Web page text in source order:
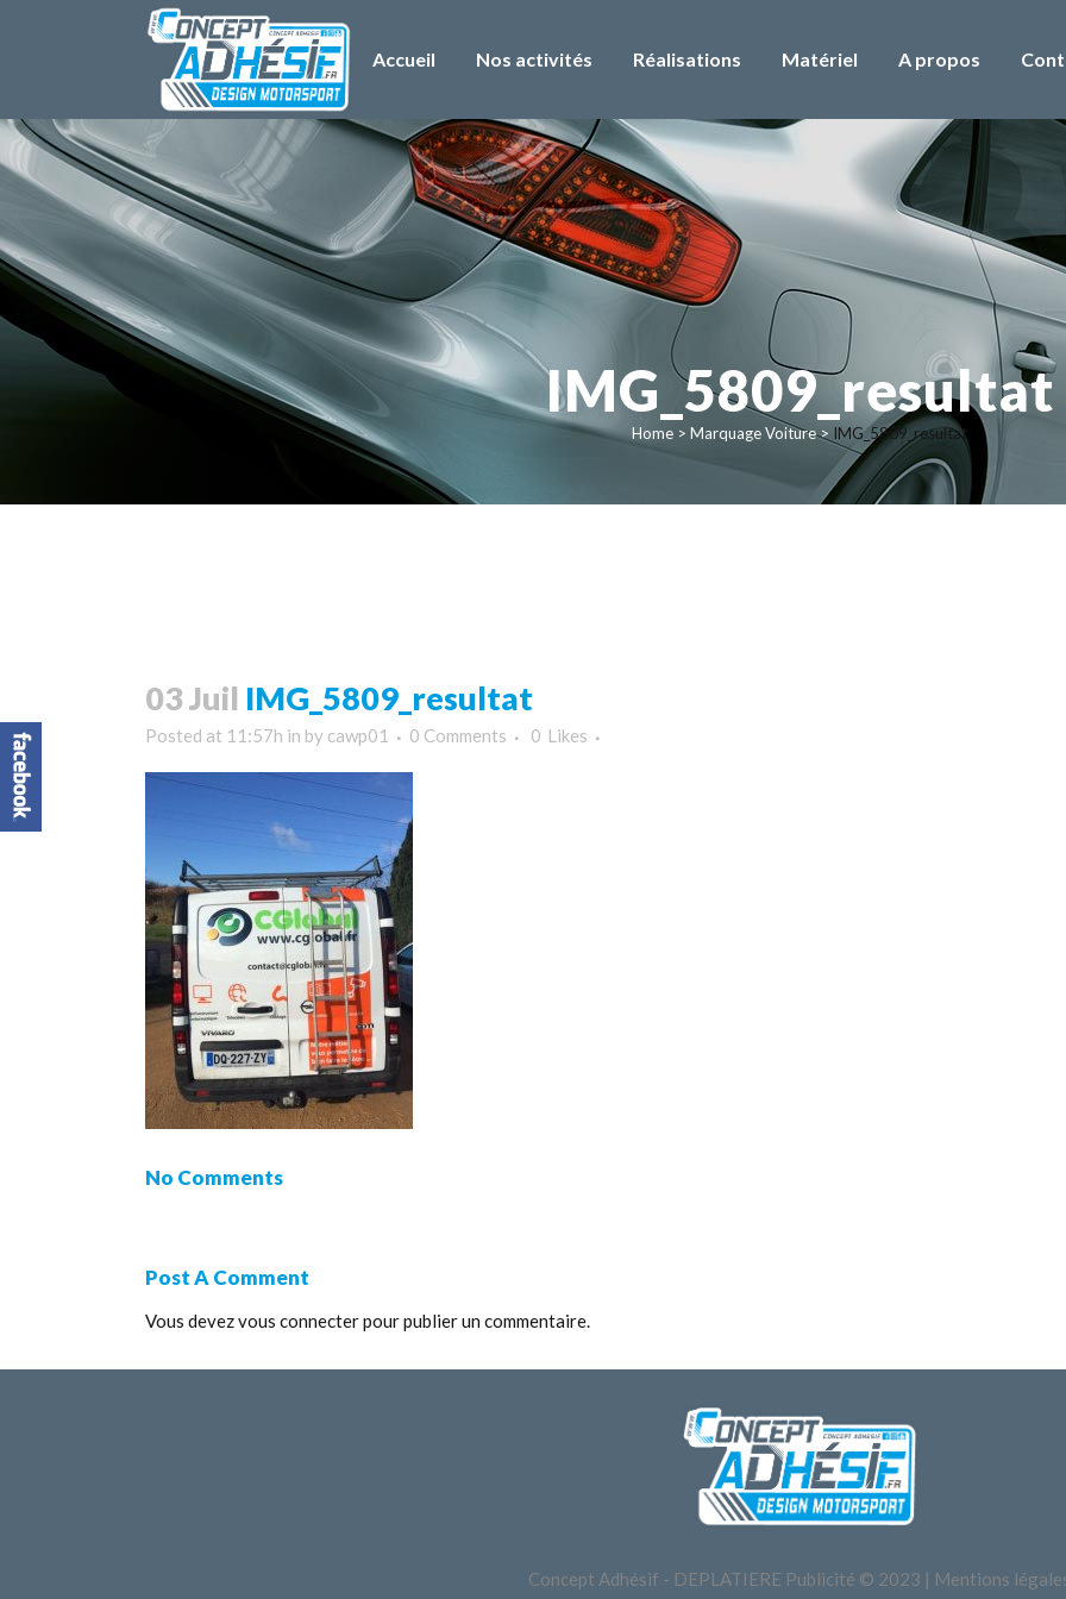
Accueil Nos activités Réalisations Matériel A propos
IMG_5809_resultat
Home > Marquage Voiture> IMG_5809_resultat
03 Juil IMG_5809_resultat
Posted at 11:57h in by cawp01 0 Comments 0 Likes
No Comments
Post A Comment
Vous devezvous connecterpour publier un commentaire.
Concept Adhésif - DEPLATIERE Publicité © 2023 | Mentions